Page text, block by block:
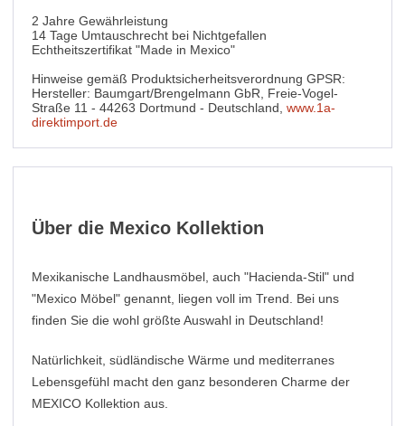
2 Jahre Gewährleistung
14 Tage Umtauschrecht bei Nichtgefallen
Echtheitszertifikat "Made in Mexico"
Hinweise gemäß Produktsicherheitsverordnung GPSR:
Hersteller: Baumgart/Brengelmann GbR, Freie-Vogel-
Straße 11 - 44263 Dortmund - Deutschland, www.1a-
direktimport.de
Über die Mexico Kollektion
Mexikanische Landhausmöbel, auch "Hacienda-Stil" und
"Mexico Möbel" genannt, liegen voll im Trend. Bei uns
finden Sie die wohl größte Auswahl in Deutschland!
Natürlichkeit, südländische Wärme und mediterranes
Lebensgefühl macht den ganz besonderen Charme der
MEXICO Kollektion aus.